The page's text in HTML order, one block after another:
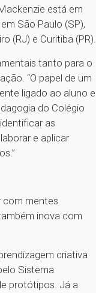
está em
São Paulo (SP),
(RJ) e Curitiba (PR).
tanto para o
“O papel de um
ligado ao aluno e
do Colégio
as
e aplicar
com mentes
inova com
criativa
Sistema
protótipos. Já a